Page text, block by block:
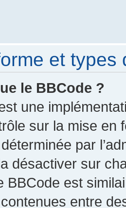
et types
le BBCode ?
une
sur la mise en
par
désactiver sur
BBCode est
entre